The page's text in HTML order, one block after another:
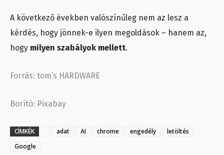
A következő években valószínűleg nem az lesz a
kérdés, hogy jönnek-e ilyen megoldások – hanem az,
hogy milyen szabályok mellett.
Forrás: tom’s HARDWARE
Borító: Pixabay
CÍMKÉK adat AI chrome engedély
letöltés
Google